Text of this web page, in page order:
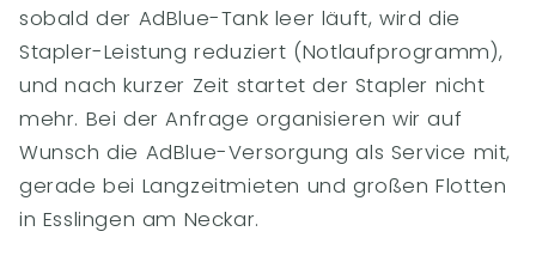
sobald der AdBlue-Tank leer läuft, wird die
Stapler-Leistung reduziert (Notlaufprogramm),
und nach kurzer Zeit startet der Stapler nicht
mehr. Bei der Anfrage organisieren wir auf
Wunsch die AdBlue-Versorgung als Service mit,
gerade bei Langzeitmieten und großen Flotten
in Esslingen am Neckar.